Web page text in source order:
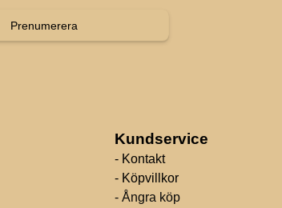
Prenumerera
Kundservice
- Kontakt
- Köpvillkor
- Ångra köp